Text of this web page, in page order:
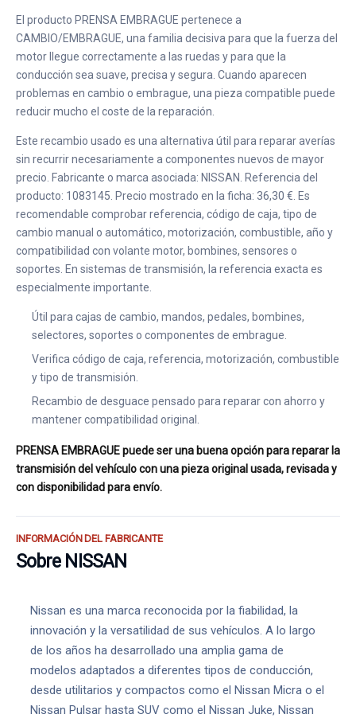
El producto PRENSA EMBRAGUE pertenece a
CAMBIO/EMBRAGUE, una familia decisiva para que la fuerza del
motor llegue correctamente a las ruedas y para que la
conducción sea suave, precisa y segura. Cuando aparecen
problemas en cambio o embrague, una pieza compatible puede
reducir mucho el coste de la reparación.
Este recambio usado es una alternativa útil para reparar averías
sin recurrir necesariamente a componentes nuevos de mayor
precio. Fabricante o marca asociada: NISSAN. Referencia del
producto: 1083145. Precio mostrado en la ficha: 36,30 €. Es
recomendable comprobar referencia, código de caja, tipo de
cambio manual o automático, motorización, combustible, año y
compatibilidad con volante motor, bombines, sensores o
soportes. En sistemas de transmisión, la referencia exacta es
especialmente importante.
Útil para cajas de cambio, mandos, pedales, bombines,
selectores, soportes o componentes de embrague.
Verifica código de caja, referencia, motorización, combustible
y tipo de transmisión.
Recambio de desguace pensado para reparar con ahorro y
mantener compatibilidad original.
PRENSA EMBRAGUE puede ser una buena opción para reparar la
transmisión del vehículo con una pieza original usada, revisada y
con disponibilidad para envío.
INFORMACIÓN DEL FABRICANTE
Sobre NISSAN
Nissan es una marca reconocida por la fiabilidad, la
innovación y la versatilidad de sus vehículos. A lo largo
de los años ha desarrollado una amplia gama de
modelos adaptados a diferentes tipos de conducción,
desde utilitarios y compactos como el Nissan Micra o el
Nissan Pulsar hasta SUV como el Nissan Juke, Nissan